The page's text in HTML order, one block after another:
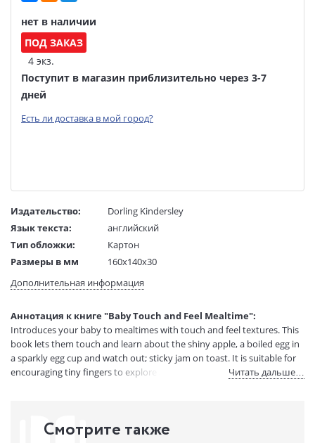
нет в наличии
ПОД ЗАКАЗ
4 экз.
Поступит в магазин приблизительно через 3-7
дней
Есть ли доставка в мой город?
Издательство:
Dorling Kindersley
Язык текста:
английский
Тип обложки:
Картон
Размеры в мм
160x140x30
Вес:
1 гр.
Код товара:
50044506
Артикул:
12299296
ISBN:
9781409366584
В продаже с:
24.07.2021
Дополнительная информация
Аннотация к книге "Baby Touch and Feel Mealtime":
Introduces your baby to mealtimes with touch and feel textures. This
book lets them touch and learn about the shiny apple, a boiled egg in
a sparkly egg cup and watch out; sticky jam on toast. It is suitable for
encouraging tiny fingers to explore and young minds to develop.
Читать дальше…
Смотрите также